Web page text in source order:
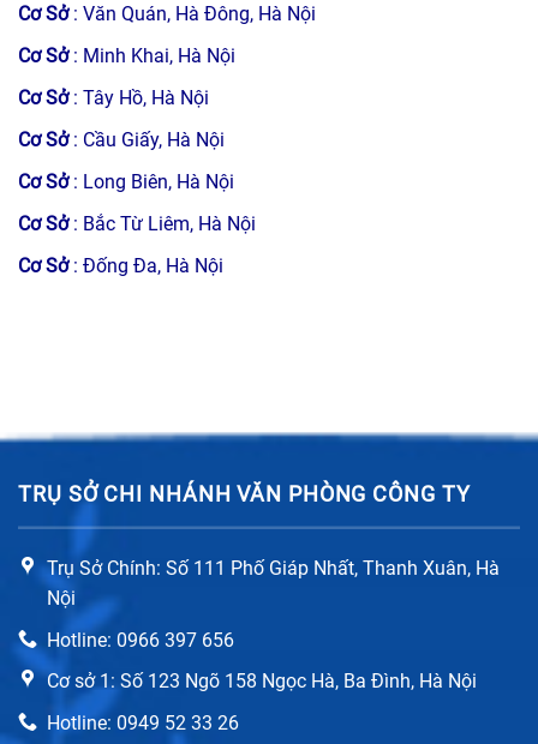
Cơ Sở : Văn Quán, Hà Đông, Hà Nội
Cơ Sở : Minh Khai, Hà Nội
Cơ Sở : Tây Hồ, Hà Nội
Cơ Sở: Cầu Giấy, Hà Nội
Cơ Sở : Long Biên, Hà Nội
Cơ Sở : Bắc Từ Liêm, Hà Nội
Cơ Sở : Đống Đa, Hà Nội
TRỤ SỞ CHI NHÁNH VĂN PHÒNG CÔNG TY
Trụ Sở Chính: Số 111 Phố Giáp Nhất, Thanh Xuân, Hà
Nội
Hotline: 0966 397 656
Cơ sở 1: Số 123 Ngõ 158 Ngọc Hà, Ba Đình, Hà Nội
Hotline: 0949 52 33 26